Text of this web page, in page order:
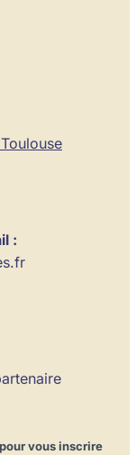
:
vous inscrire